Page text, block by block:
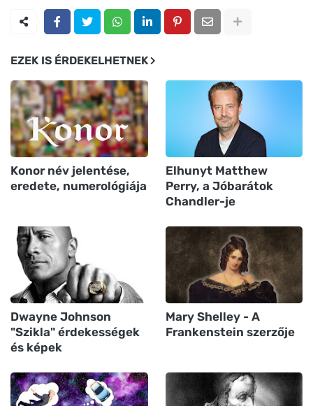
EZEK IS ÉRDEKELHETNEK
Konor név jelentése,
eredete, numerológiája
Elhunyt Matthew
Perry, a Jóbarátok
Chandler-je
Dwayne Johnson
"Szikla" érdekességek
és képek
Mary Shelley - A
Frankenstein szerzője